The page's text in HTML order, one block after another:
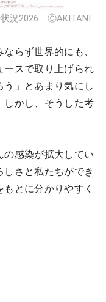
状況2026 ⒸAKITANI
らず世界的にも、
ースで取り上げられ
」とあまり気にし
しかし、そうした考
の感染が拡大してい
さと私たちができ
とに分かりやすく